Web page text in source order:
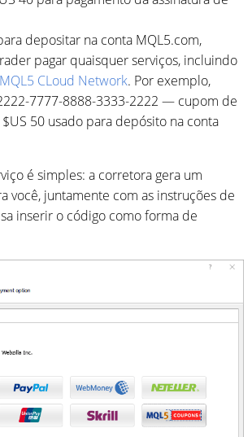
depositar na conta MQL5.com,
pagar quaisquer serviços, incluindo
MQL5 CLoud Network. Por exemplo,
7777-8888-3333-2222 — cupom de
50 usado para depósito na conta
é simples: a corretora gera um
você, juntamente com as instruções de
inserir o código como forma de